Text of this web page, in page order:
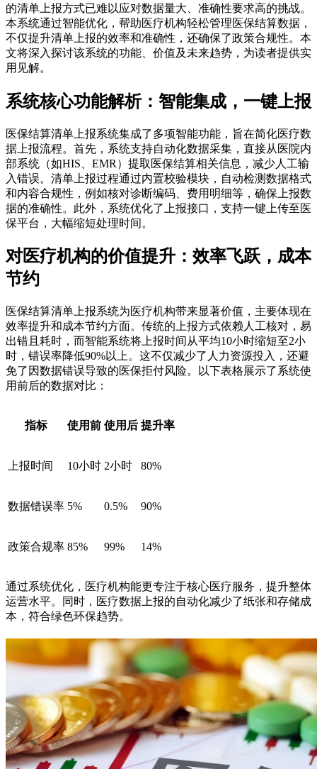
的清单上报方式已难以应对数据量大、准确性要求高的挑战。
本系统通过智能优化，帮助医疗机构轻松管理医保结算数据，
不仅提升清单上报的效率和准确性，还确保了政策合规性。本
文将深入探讨该系统的功能、价值及未来趋势，为读者提供实
用见解。
系统核心功能解析：智能集成，一键上报
医保结算清单上报系统集成了多项智能功能，旨在简化医疗数
据上报流程。首先，系统支持自动化数据采集，直接从医院内
部系统（如HIS、EMR）提取医保结算相关信息，减少人工输
入错误。清单上报过程通过内置校验模块，自动检测数据格式
和内容合规性，例如核对诊断编码、费用明细等，确保上报数
据的准确性。此外，系统优化了上报接口，支持一键上传至医
保平台，大幅缩短处理时间。
对医疗机构的价值提升：效率飞跃，成本
节约
医保结算清单上报系统为医疗机构带来显著价值，主要体现在
效率提升和成本节约方面。传统的上报方式依赖人工核对，易
出错且耗时，而智能系统将上报时间从平均10小时缩短至2小
时，错误率降低90%以上。这不仅减少了人力资源投入，还避
免了因数据错误导致的医保拒付风险。以下表格展示了系统使
用前后的数据对比：
指标 使用前 使用后 提升率
上报时间 10小时 2小时 80%
数据错误率 5% 0.5% 90%
政策合规率 85% 99% 14%
通过系统优化，医疗机构能更专注于核心医疗服务，提升整体
运营水平。同时，医疗数据上报的自动化减少了纸张和存储成
本，符合绿色环保趋势。